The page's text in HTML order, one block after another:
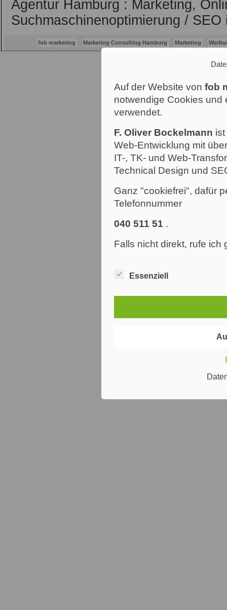
Agentur Hamburg : Marketing,
Suchmaschinenoptimierung / SEO
fob marketing Marketing Consulting Hamburg Marketing
Auf der Website von fob
notwendige Cookies und
verwendet.
F. Oliver Bockelmann
Web-Entwicklung mit
IT-, TK- und Web-
Technical Design und
Ganz "cookiefrei", dafür
Telefonnummer
040 511 51 .
Falls nicht direkt, rufe ich
Essenziell